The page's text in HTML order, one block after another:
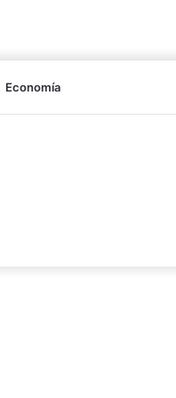
Economía